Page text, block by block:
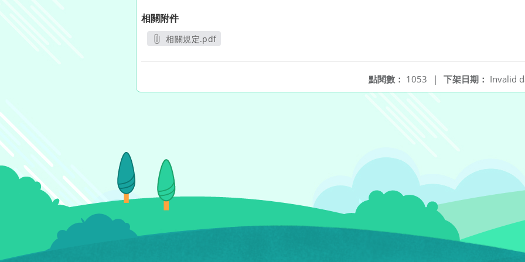
相關附件
相關規定.pdf
下架日期： Invalid
點閱數： 1053 |